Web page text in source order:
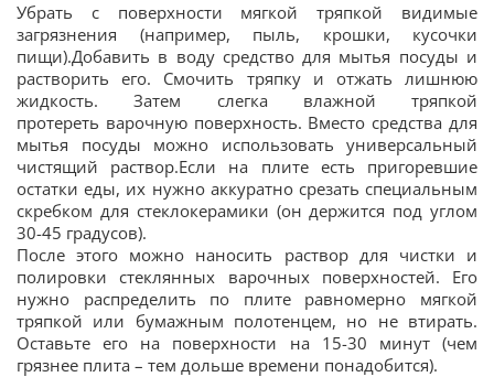
Убрать с поверхности мягкой тряпкой видимые
загрязнения (например, пыль, крошки, кусочки
пищи).Добавить в воду средство для мытья посуды и
растворить его. Смочить тряпку и отжать лишнюю
жидкость. Затем слегка влажной тряпкой
протереть варочную поверхность. Вместо средства для
мытья посуды можно использовать универсальный
чистящий раствор.Если на плите есть пригоревшие
остатки еды, их нужно аккуратно срезать специальным
скребком для стеклокерамики (он держится под углом
30-45 градусов).
После этого можно наносить раствор для чистки и
полировки стеклянных варочных поверхностей. Его
нужно распределить по плите равномерно мягкой
тряпкой или бумажным полотенцем, но не втирать.
Оставьте его на поверхности на 15-30 минут (чем
грязнее плита – тем дольше времени понадобится).